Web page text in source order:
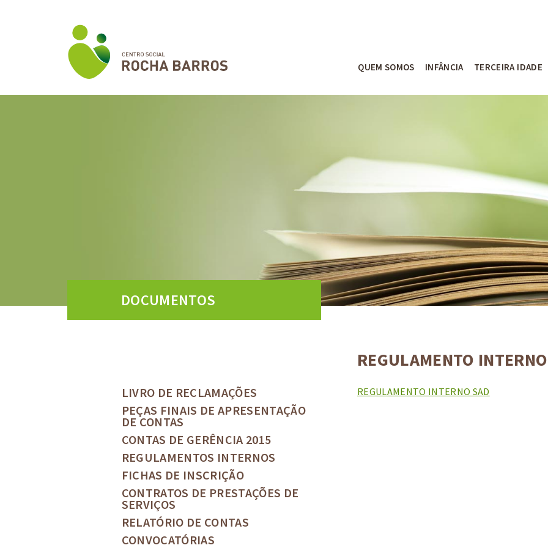
QUEM SOMOS INFÂNCIA TERCEIRA IDADE
DOCUMENTOS
LIVRO DE RECLAMAÇÕES
PEÇAS FINAIS DE APRESENTAÇÃO
DE CONTAS
CONTAS DE GERÊNCIA 2015
REGULAMENTOS INTERNOS
FICHAS DE INSCRIÇÃO
CONTRATOS DE PRESTAÇÕES DE
SERVIÇOS
RELATÓRIO DE CONTAS
CONVOCATÓRIAS
REGULAMENTO
REGULAMENTO INTERNO SAD